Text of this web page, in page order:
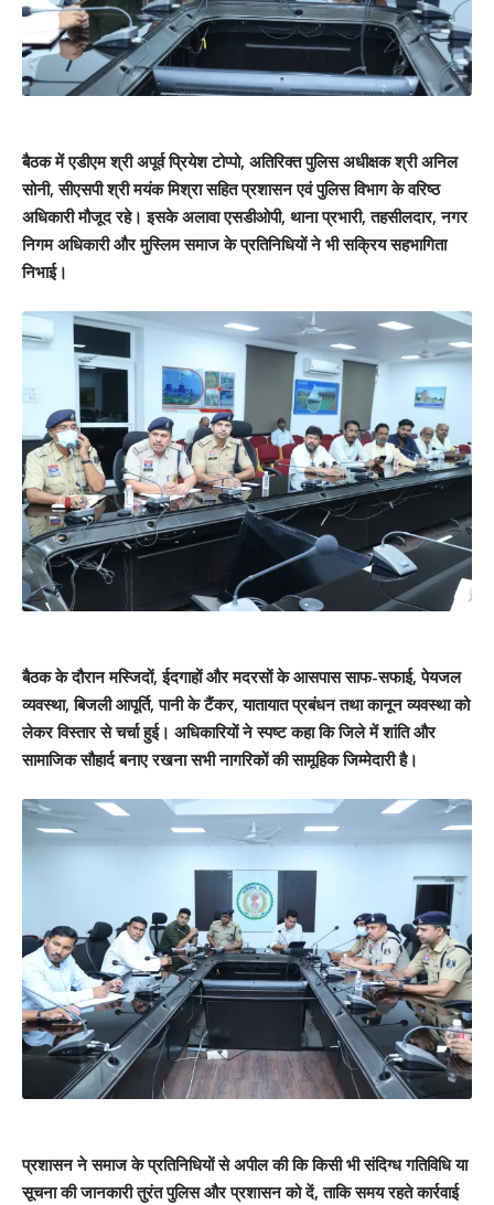
बैठक में एडीएम श्री अपूर्व प्रियेश टोप्पो, अतिरिक्त पुलिस अधीक्षक श्री अनिल
सोनी, सीएसपी श्री मयंक मिश्रा सहित प्रशासन एवं पुलिस विभाग के वरिष्ठ
अधिकारी मौजूद रहे। इसके अलावा एसडीओपी, थाना प्रभारी, तहसीलदार, नगर
निगम अधिकारी और मुस्लिम समाज के प्रतिनिधियों ने भी सक्रिय सहभागिता
निभाई।
बैठक के दौरान मस्जिदों, ईदगाहों और मदरसों के आसपास साफ-सफाई, पेयजल
व्यवस्था, बिजली आपूर्ति, पानी के टैंकर, यातायात प्रबंधन तथा कानून व्यवस्था को
लेकर विस्तार से चर्चा हुई। अधिकारियों ने स्पष्ट कहा कि जिले में शांति और
सामाजिक सौहार्द बनाए रखना सभी नागरिकों की सामूहिक जिम्मेदारी है।
प्रशासन ने समाज के प्रतिनिधियों से अपील की कि किसी भी संदिग्ध गतिविधि या
सूचना की जानकारी तुरंत पुलिस और प्रशासन को दें, ताकि समय रहते कार्रवाई